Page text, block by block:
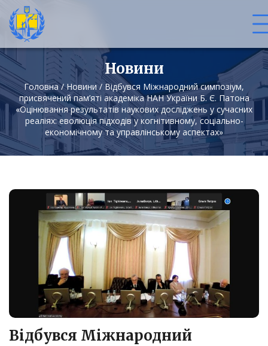
Новини
Головна/Новини/ Відбувся Міжнародний симпозіум,
присвячений пам’яті академіка НАН України Б. Є. Патона
«Оцінювання результатів наукових досліджень у сучасних
реаліях: еволюція підходів у когнітивному, соціально-
економічному та управлінському аспектах»
Відбувся Міжнародний